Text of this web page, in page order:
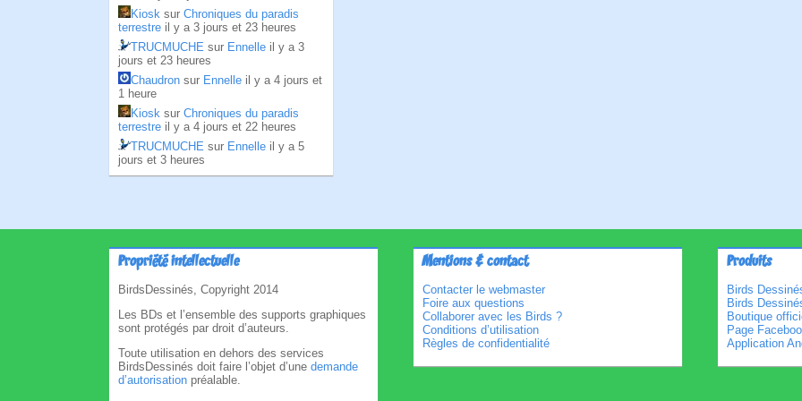
Kiosk sur Chroniques du paradis
terrestre il y a 3 jours et 23 heures
TRUCMUCHE sur Ennelle il y a 3
jours et 23 heures
Chaudron sur Ennelle il y a 4 jours et
1 heure
Kiosk sur Chroniques du paradis
terrestre il y a 4 jours et 22 heures
TRUCMUCHE sur Ennelle il y a 5
jours et 3 heures
Propriété intellectuelle
BirdsDessinés, Copyright 2014
Les BDs et l’ensemble des supports graphiques
sont protégés par droit d’auteurs.
Toute utilisation en dehors des services
BirdsDessinés doit faire l’objet d’une demande
d’autorisation préalable.
Mentions & contact
Contacter le webmaster
Foire aux questions
Collaborer avec les Birds ?
Conditions d’utilisation
Règles de confidentialité
Produits
Birds
Birds
Boutique
Page
Application